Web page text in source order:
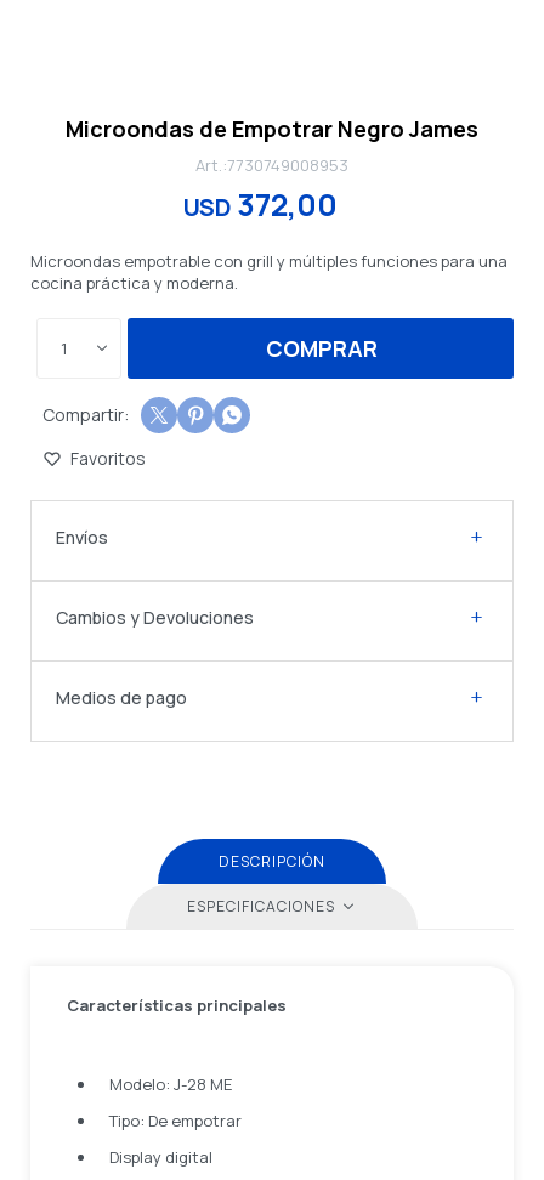
Microondas de Empotrar Negro James
7730749008953
USD 372,00
Microondas empotrable con grill y múltiples funciones para una
cocina práctica y moderna.
1 COMPRAR
  
Envíos
Cambios y Devoluciones
Medios de pago
DESCRIPCIÓN
ESPECIFICACIONES
Características principales
Modelo: J-28 ME
Tipo: De empotrar
Display digital